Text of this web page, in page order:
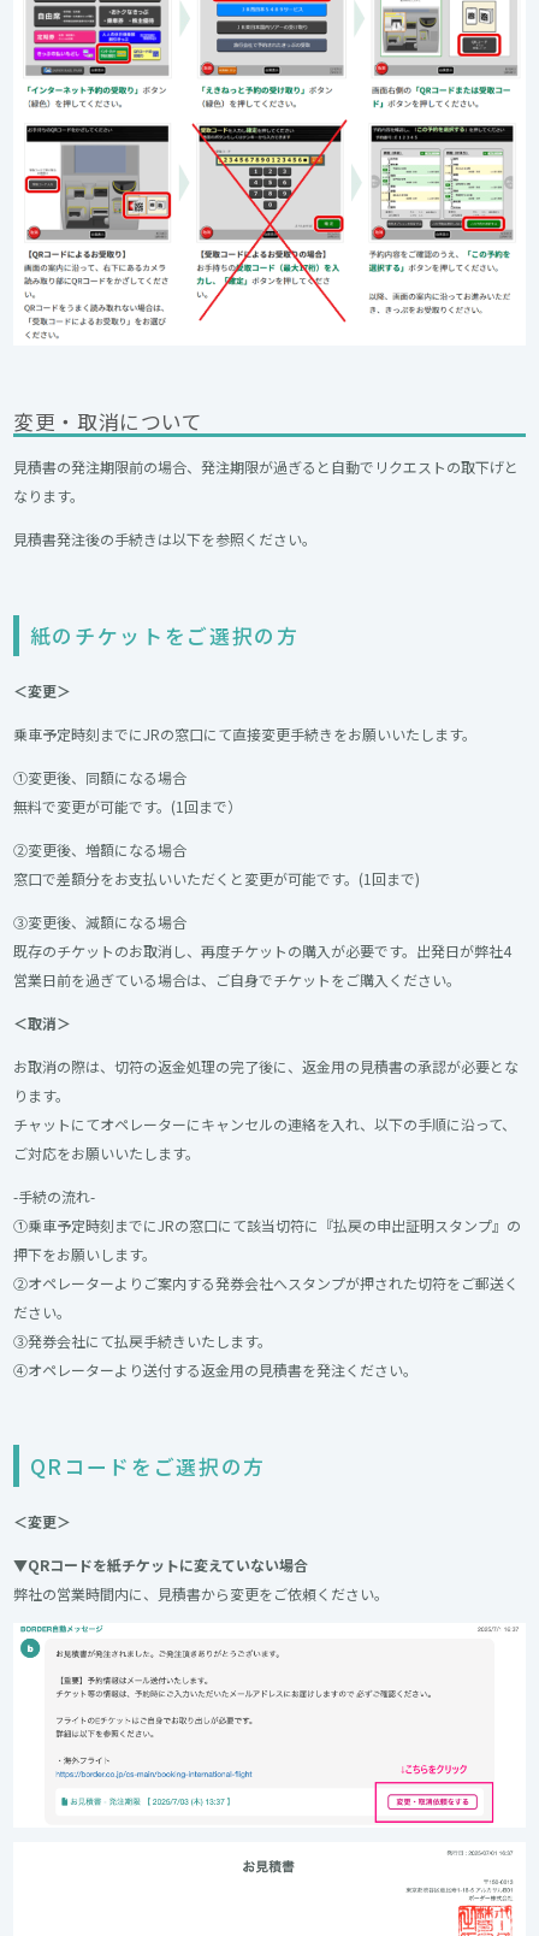
変更・取消について
見積書の発注期限前の場合、発注期限が過ぎると自動でリクエストの取下げと
なります。
見積書発注後の手続きは以下を参照ください。
紙のチケットをご選択の方
＜変更＞
乗車予定時刻までにJRの窓口にて直接変更手続きをお願いいたします。
①変更後、同額になる場合
無料で変更が可能です。(1回まで）
②変更後、増額になる場合
窓口で差額分をお支払いいただくと変更が可能です。(1回まで)
③変更後、減額になる場合
既存のチケットのお取消し、再度チケットの購入が必要です。出発日が弊社4
営業日前を過ぎている場合は、ご自身でチケットをご購入ください。
＜取消＞
お取消の際は、切符の返金処理の完了後に、返金用の見積書の承認が必要とな
ります。
チャットにてオペレーターにキャンセルの連絡を入れ、以下の手順に沿って、
ご対応をお願いいたします。
-手続の流れ-
①乗車予定時刻までにJRの窓口にて該当切符に『払戻の申出証明スタンプ』の
押下をお願いします。
②オペレーターよりご案内する発券会社へスタンプが押された切符をご郵送く
ださい。
③発券会社にて払戻手続きいたします。
④オペレーターより送付する返金用の見積書を発注ください。
QRコードをご選択の方
＜変更＞
▼QRコードを紙チケットに変えていない場合
弊社の営業時間内に、見積書から変更をご依頼ください。